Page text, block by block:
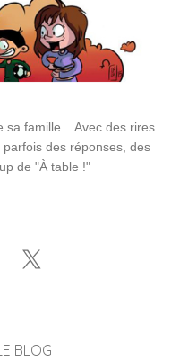
famille... Avec des rires
des réponses, des
de "À table !"
BLOG